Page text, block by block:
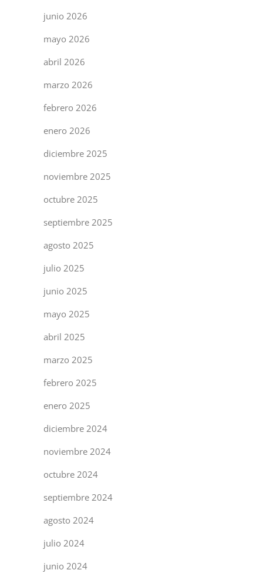
junio 2026
mayo 2026
abril 2026
marzo 2026
febrero 2026
enero 2026
diciembre 2025
noviembre 2025
octubre 2025
septiembre 2025
agosto 2025
julio 2025
junio 2025
mayo 2025
abril 2025
marzo 2025
febrero 2025
enero 2025
diciembre 2024
noviembre 2024
octubre 2024
septiembre 2024
agosto 2024
julio 2024
junio 2024